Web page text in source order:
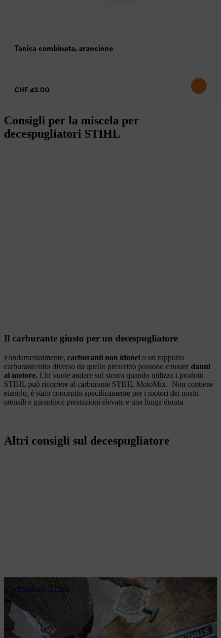
Tanica combinata, arancione
CHF 42.00
Consigli per la miscela per
decespugliatori STIHL
Il carburante giusto per un decespugliatore
Fondamentalmente, carburanti non idonei o un rapporto
carburante/olio diverso da quello prescritto possono causare danni
al motore. Chi vuole andare sul sicuro quando utilizza i prodotti
STIHL può ricorrere al carburante STIHL MotoMix. Non contiene
etanolo, è stato concepito specificamente per i motori dei nostri
utensili e garantisce prestazioni elevate e una lunga durata.
Altri consigli sul decespugliatore
Tecnologia STIHL